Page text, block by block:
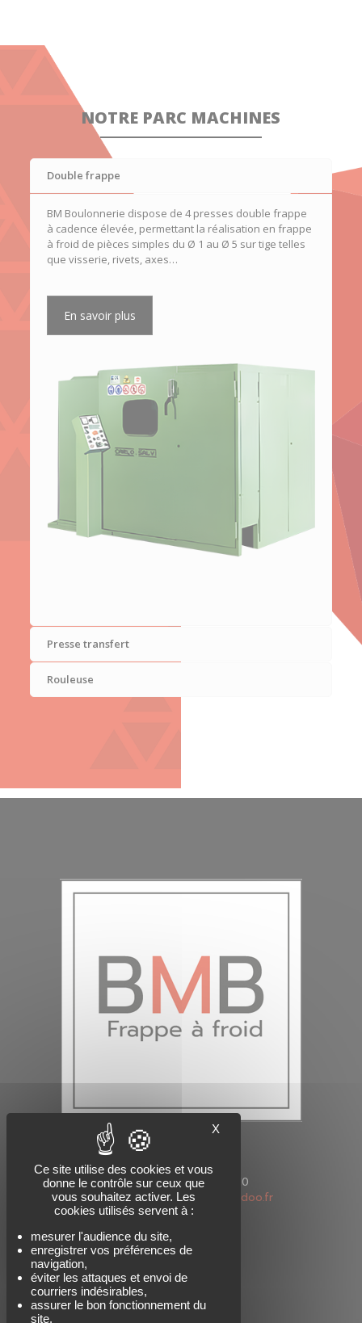
NOTRE PARC MACHINES
Double frappe
BM Boulonnerie dispose de 4 presses double frappe
à cadence élevée, permettant la réalisation en frappe
à froid de pièces simples du Ø 1 au Ø 5 sur tige telles
que visserie, rivets, axes…
En savoir plus
Presse transfert
Rouleuse
Tél : +33 (0)6 70 83 73 10
Mail : bm-boulonnerie@wanadoo.fr
230 Rue Louis Armand
FRANCE
X
Ce site utilise des cookies et vous
donne le contrôle sur ceux que
vous souhaitez activer. Les
cookies utilisés servent à :
mesurer l'audience du site,
enregistrer vos préférences de
navigation,
éviter les attaques et envoi de
courriers indésirables,
assurer le bon fonctionnement du
site.